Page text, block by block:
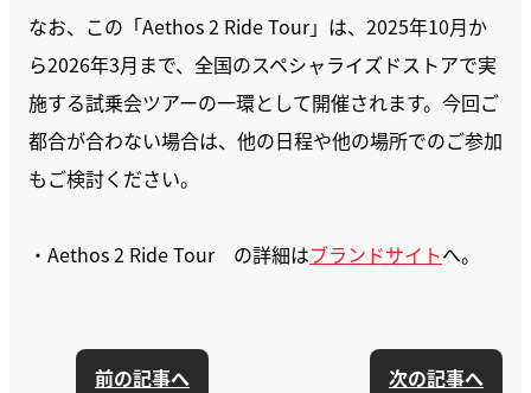
なお、この「Aethos 2 Ride Tour」は、2025年10月か
ら2026年3月まで、全国のスペシャライズドストアで実
施する試乗会ツアーの一環として開催されます。今回ご
都合が合わない場合は、他の日程や他の場所でのご参加
もご検討ください。
・Aethos 2 Ride Tour の詳細はブランドサイトへ。
前の記事へ 次の記事へ